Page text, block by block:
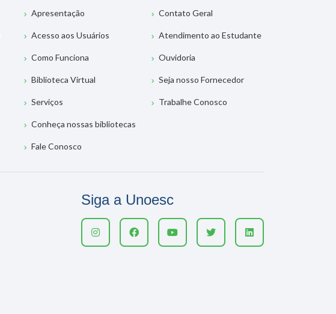
Apresentação
Acesso aos Usuários
Como Funciona
Biblioteca Virtual
Serviços
Conheça nossas bibliotecas
Fale Conosco
Contato Geral
Atendimento ao Estudante
Ouvidoria
Seja nosso Fornecedor
Trabalhe Conosco
Siga a Unoesc